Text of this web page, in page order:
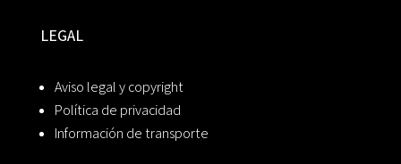
LEGAL
Aviso legal y copyright
Política de privacidad
Información de transporte